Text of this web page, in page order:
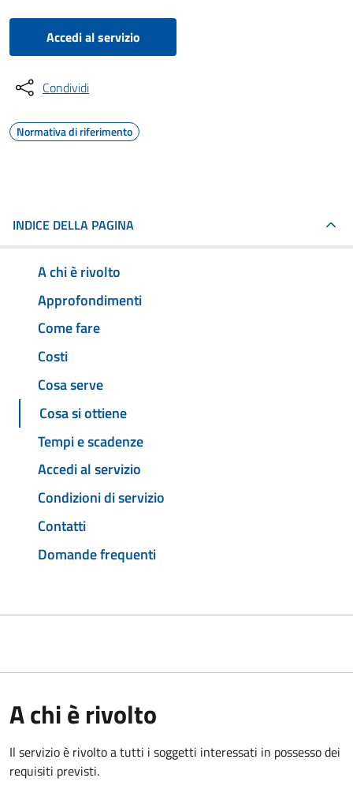
Accedi al servizio
Condividi
Normativa di riferimento
INDICE DELLA PAGINA
A chi è rivolto
Approfondimenti
Come fare
Costi
Cosa serve
Cosa si ottiene
Tempi e scadenze
Accedi al servizio
Condizioni di servizio
Contatti
Domande frequenti
A chi è rivolto
Il servizio è rivolto a tutti i soggetti interessati in possesso dei
requisiti previsti.